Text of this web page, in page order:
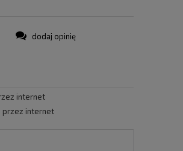
dodaj opinię